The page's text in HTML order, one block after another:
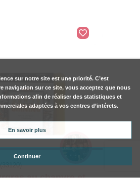
sur notre site est une priorité. C’est
navigation sur ce site, vous acceptez que nous
afin de réaliser des statistiques et
adaptées à vos centres d’intérets.
En savoir plus
Continuer